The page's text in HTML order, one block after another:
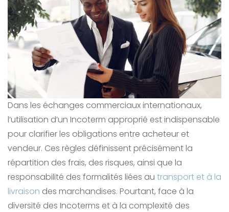
Dans les échanges commerciaux internationaux,
l’utilisation d’un Incoterm approprié est indispensable
pour clarifier les obligations entre acheteur et
vendeur. Ces règles définissent précisément la
répartition des frais, des risques, ainsi que la
responsabilité des formalités liées au transport et à la
livraison des marchandises. Pourtant, face à la
diversité des Incoterms et à la complexité des